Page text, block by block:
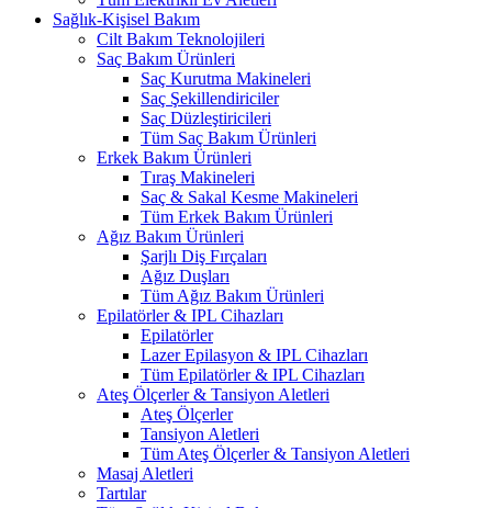
Sağlık-Kişisel Bakım
Cilt Bakım Teknolojileri
Saç Bakım Ürünleri
Saç Kurutma Makineleri
Saç Şekillendiriciler
Saç Düzleştiricileri
Tüm Saç Bakım Ürünleri
Erkek Bakım Ürünleri
Tıraş Makineleri
Saç & Sakal Kesme Makineleri
Tüm Erkek Bakım Ürünleri
Ağız Bakım Ürünleri
Şarjlı Diş Fırçaları
Ağız Duşları
Tüm Ağız Bakım Ürünleri
Epilatörler & IPL Cihazları
Epilatörler
Lazer Epilasyon & IPL Cihazları
Tüm Epilatörler & IPL Cihazları
Ateş Ölçerler & Tansiyon Aletleri
Ateş Ölçerler
Tansiyon Aletleri
Tüm Ateş Ölçerler & Tansiyon Aletleri
Masaj Aletleri
Tartılar